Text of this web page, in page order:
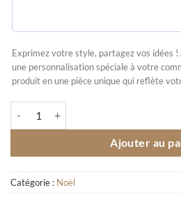
Exprimez votre style, partagez vos idées
une personnalisation spéciale à votre
produit en une pièce unique qui reflète
Ajouter au
Catégorie : Noël